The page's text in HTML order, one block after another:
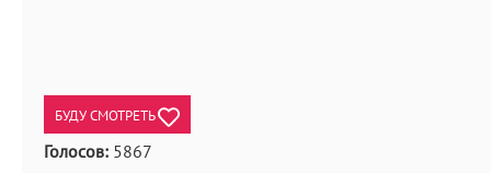
БУДУ СМОТРЕТЬ
Голосов: 5867